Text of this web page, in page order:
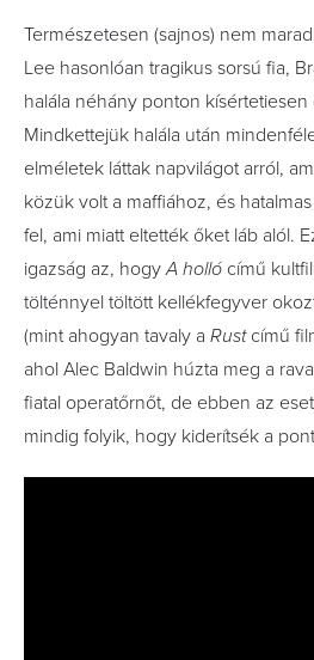
Természetesen (sajnos) nem
Lee hasonlóan tragikus sorsú fia,
halála néhány ponton
Mindkettejük halála után
elméletek láttak napvilágot arról,
közük volt a maffiához, és
fel, ami miatt eltették őket láb alól.
igazság az, hogyA holló című
tölténnyel töltött kellékfegyver
(mint ahogyan tavaly a Rustcímű
ahol Alec Baldwin húzta meg a
fiatal operatőrnőt, de ebben az
mindig folyik, hogy kiderítsék a